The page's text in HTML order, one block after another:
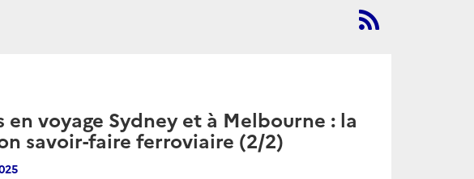
en voyage Sydney et à Melbourne : la
savoir-faire ferroviaire (2/2)